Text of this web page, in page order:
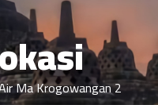
Ma Krogowangan 2